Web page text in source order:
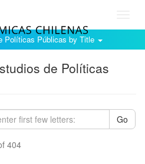
Políticas Públicas by Title
de Políticas
Go
404